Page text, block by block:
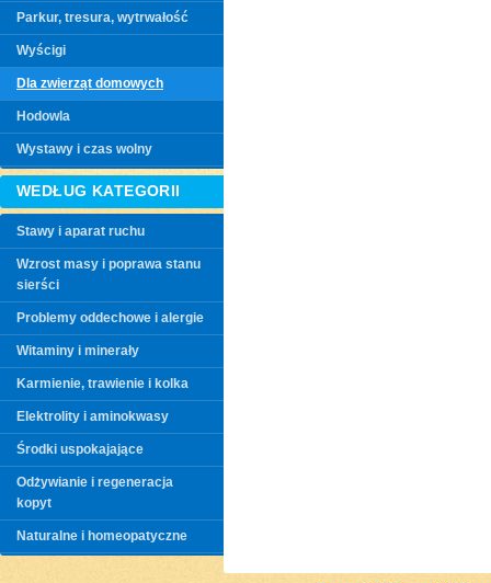
Parkur, tresura, wytrwałość
Wyścigi
Dla zwierząt domowych
Hodowla
Wystawy i czas wolny
WEDŁUG KATEGORII
Stawy i aparat ruchu
Wzrost masy i poprawa stanu
sierści
Problemy oddechowe i alergie
Witaminy i minerały
Karmienie, trawienie i kolka
Elektrolity i aminokwasy
Środki uspokajające
Odżywianie i regeneracja
kopyt
Naturalne i homeopatyczne